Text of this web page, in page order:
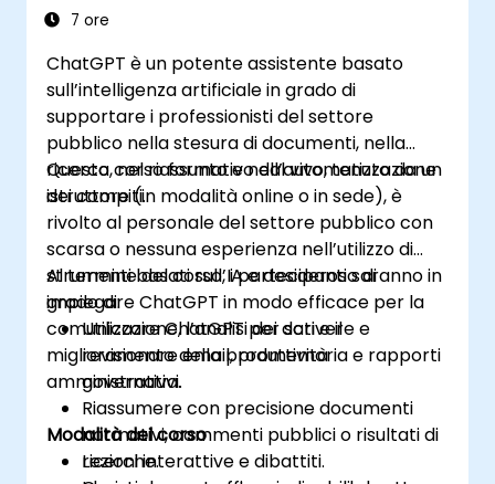
7 ore
ChatGPT è un potente assistente basato
sull’intelligenza artificiale in grado di
supportare i professionisti del settore
pubblico nella stesura di documenti, nella
ricerca, nel riassunto e nell’automatizzazione
dei compiti.
Questo corso formativo dal vivo, tenuto da un
istruttore (in modalità online o in sede), è
rivolto al personale del settore pubblico con
scarsa o nessuna esperienza nell’utilizzo di
strumenti basati sull’IA e desideroso di
impiegare ChatGPT in modo efficace per la
comunicazione, l’analisi dei dati e il
miglioramento della produttività
amministrativa.
Al termine del corso, i partecipanti saranno in
grado di:
Utilizzare ChatGPT per scrivere e
revisionare email, promemoria e rapporti
governativi.
Riassumere con precisione documenti
normativi, commenti pubblici o risultati di
ricerche.
Modalità del corso
Lezioni interattive e dibattiti.